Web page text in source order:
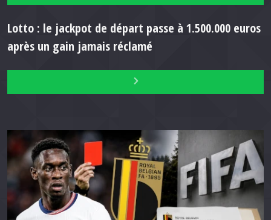
Lotto : le jackpot de départ passe à 1.500.000 euros
après un gain jamais réclamé